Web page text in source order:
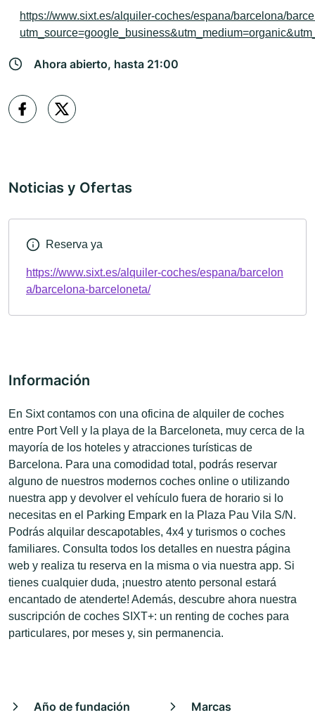
https://www.sixt.es/alquiler-coches/espana/barcelona/
Ahora abierto, hasta 21:00
Noticias y Ofertas
Reserva ya
https://www.sixt.es/alquiler-coches/espana/barcelon
a/barcelona-barceloneta/
Información
En Sixt contamos con una oficina de alquiler de coches
entre Port Vell y la playa de la Barceloneta, muy cerca de la
mayoría de los hoteles y atracciones turísticas de
Barcelona. Para una comodidad total, podrás reservar
alguno de nuestros modernos coches online o utilizando
nuestra app y devolver el vehículo fuera de horario si lo
necesitas en el Parking Empark en la Plaza Pau Vila S/N.
Podrás alquilar descapotables, 4x4 y turismos o coches
familiares. Consulta todos los detalles en nuestra página
web y realiza tu reserva en la misma o via nuestra app. Si
tienes cualquier duda, ¡nuestro atento personal estará
encantado de atenderte! Además, descubre ahora nuestra
suscripción de coches SIXT+: un renting de coches para
particulares, por meses y, sin permanencia.
Año de fundación Marcas